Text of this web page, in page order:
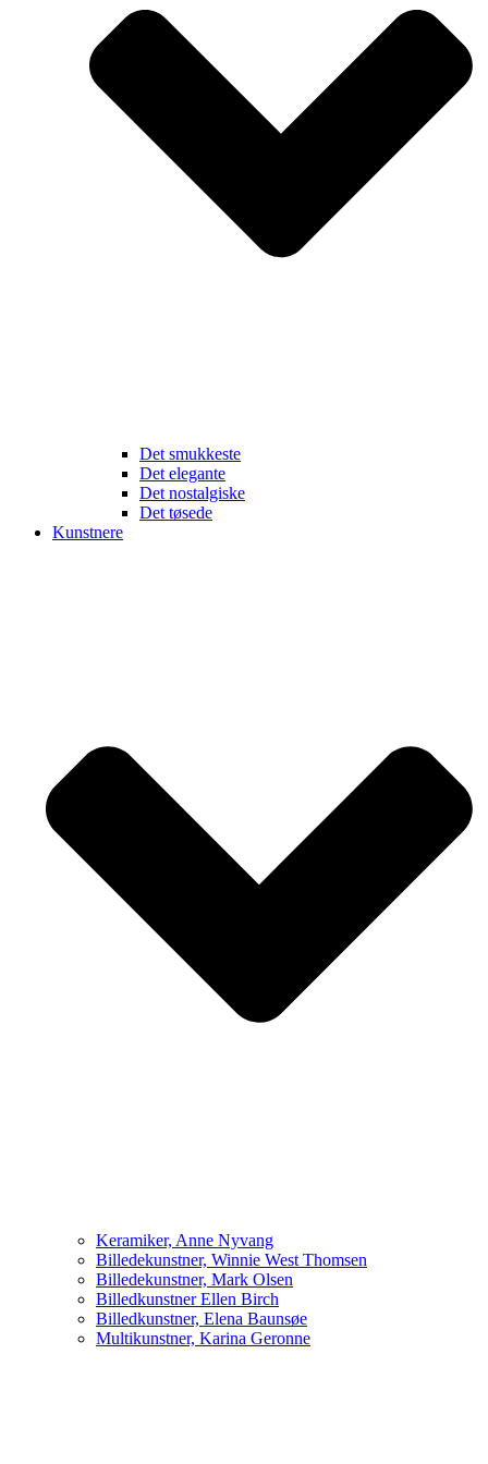
Det smukkeste
Det elegante
Det nostalgiske
Det tøsede
Kunstnere
Keramiker, Anne Nyvang
Billedekunstner, Winnie West Thomsen
Billedekunstner, Mark Olsen
Billedkunstner Ellen Birch
Billedkunstner, Elena Baunsøe
Multikunstner, Karina Geronne